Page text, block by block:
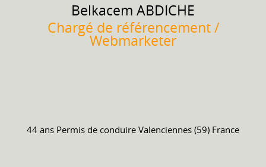
Belkacem ABDICHE
Chargé de référencement /
Webmarketer
44 ans Permis de conduire Valenciennes (59) France